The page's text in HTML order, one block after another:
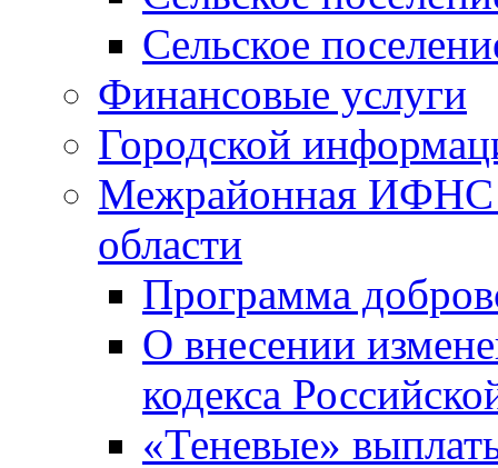
Сельское
Финансовые услуги
Городской
Межрайонная ИФНС
области
Программа
О внесении
кодекса
«Теневые»